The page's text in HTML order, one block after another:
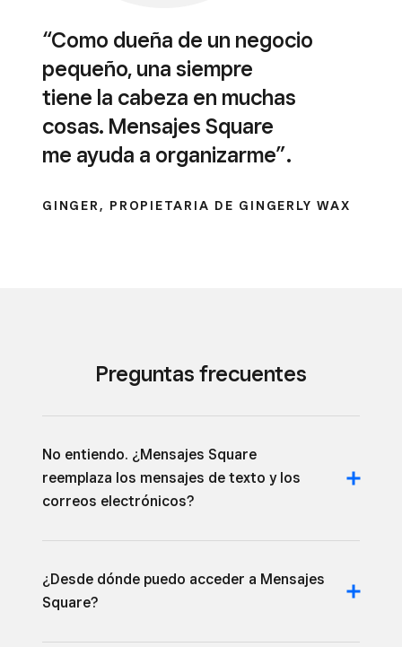
“Como dueña de un negocio
pequeño, una siempre
tiene la cabeza en muchas
cosas. Mensajes Square
me ayuda a organizarme”.
GINGER, PROPIETARIA DE GINGERLY WAX
Preguntas frecuentes
No entiendo. ¿Mensajes Square
reemplaza los mensajes de texto y los
correos electrónicos?
¿Desde dónde puedo acceder a Mensajes
Square?